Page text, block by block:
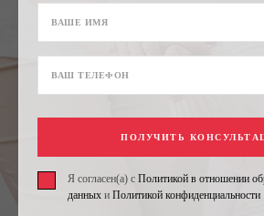
ПОЛУЧИТЬ
Я согласен(а) с Политикой в отношении
данных и Политикой конфиденциальности